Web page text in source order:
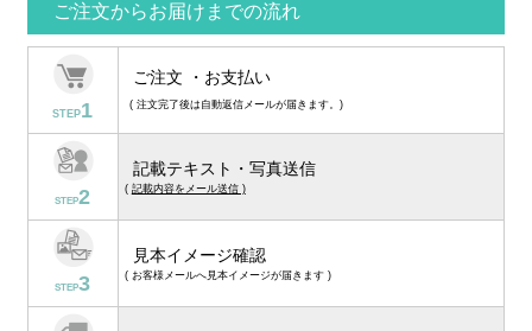
ご注文からお届けまでの流れ
STEP1
ご注文 ・お支払い
( 注文完了後は自動返信メールが届きます。)
STEP2
記載テキスト・写真送信
( 記載内容をメール送信 )
STEP3
見本イメージ確認
( お客様メールへ見本イメージが届きます )